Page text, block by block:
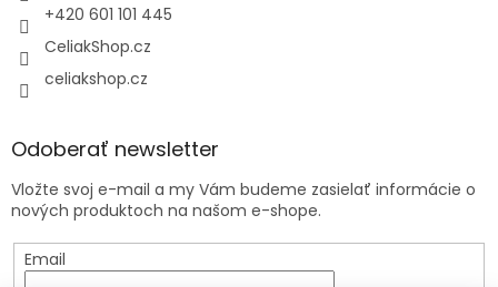
+420 601 101 445
CeliakShop.cz
celiakshop.cz
Odoberať newsletter
Vložte svoj e-mail a my Vám budeme zasielať informácie o
nových produktoch na našom e-shope.
Email